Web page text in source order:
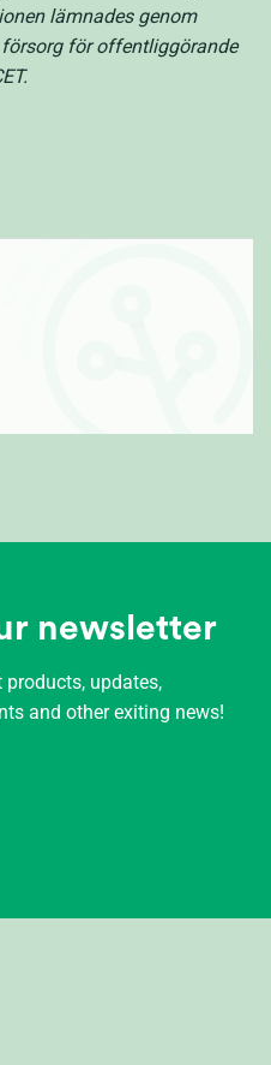
lämnades genom
för offentliggörande
newsletter
updates,
and other exiting news!